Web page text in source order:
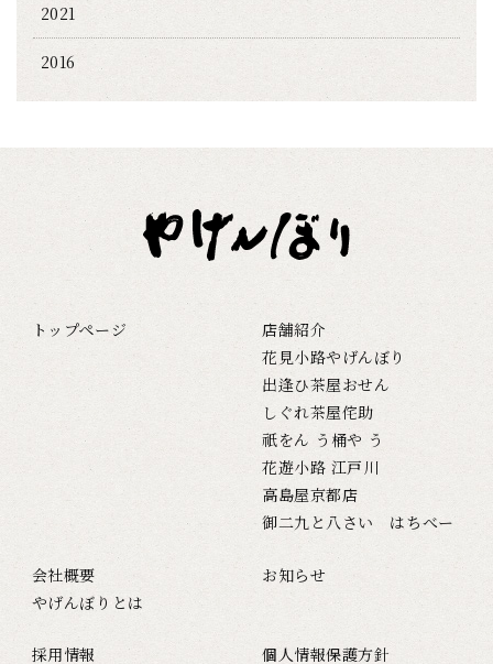
2021
2016
トップページ
店舗紹介
花見小路やげんぼり
出逢ひ茶屋おせん
しぐれ茶屋侘助
祇をん う桶や う
花遊小路 江戸川
高島屋京都店
御二九と八さい はちべー
会社概要
やげんぼりとは
お知らせ
採用情報 個人情報保護方針